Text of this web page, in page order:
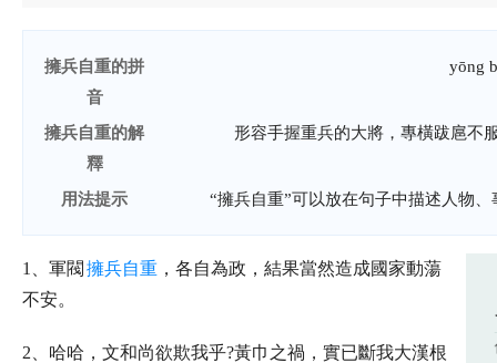
擁兵自重的拼
音
yōng
擁兵自重的解
釋
形容手握重兵的大將，專橫跋扈不
用法提示 “擁兵自重”可以放在句子中描述人物
1、軍閥 擁兵自重 ，各自為政，結果當然造成國家動蕩
不安。
2、哈哈，文和尚欲欺我乎?黃巾之禍，實已斷我大漢根